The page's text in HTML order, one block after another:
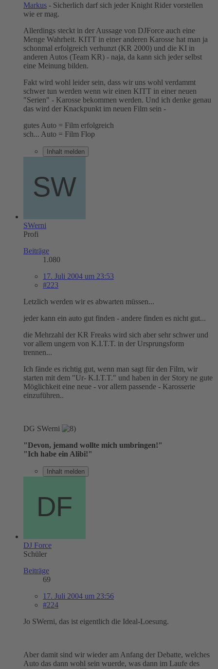
Markus - Sicherlich darf sich jeder Knight Rider vorstellen
wie er mag.
Allerdings steckt in der Aussage von DJForce auch eine
Menge Wahrheit. KITT in einer anderen Karosse hat man ja
schonmal erfolgreich verhunzt (KR 2000) und die KI in
anderen Autos (Team KR) - naja, da kann sich jeder selbst
eine Meinung bilden.
Fakt wird wohl leider sein, dass wir uns wohl verdammt
schwer tun werden wenn wir einen KITT in einer neuen
"Serien" - Karosse bekommen werden. Und ich denke genau
das wird der Knackpunkt im neuen Film sein -
gutes Auto = Film erfolgreich
sch... Auto = Film Flop
Inhalt melden
SWerni
Profi
Beiträge
1.080
17. Juli 2004 um 23:53
#223
Letzlich werden wir es abwarten müssen...
jeder kann ein auto gut finden - andere finden es nicht gut...
die Mehrzahl der KR Freaks wird sich aber sehr schwer und
vor allem ungern von K.I.T.T. in der Ursprungsform
trennen...
Ich fände es richtig gut, wenn man sagt für den Film, wir
starten mit dem "Ur- K.I.T.T." und haben in der Story ne gute
Möglichkeit eine neue - vor allem passende - Karosserie
einzuführen..
DG SWerni
"Devon, jemand wollte mich umbringen!"
"Ich habe ein Alibi!"
Inhalt melden
DJ Force
Schüler
Beiträge
69
17. Juli 2004 um 23:56
#224
Jo SWerni, das ist eigentlich die Ideal-Loesung.
Aber damit sind wir wieder am Anfang der Debatte, welches
Auto das dann wohl sein wuerde, was dann im Laufe des